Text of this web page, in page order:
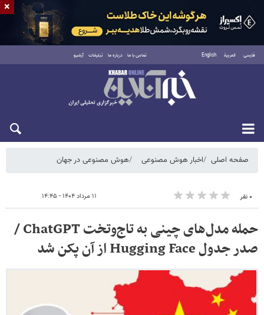
فارسی العربية English تماس با ما درباره ما تبلیغات آرشیو
شنبه ۱۷ مرداد ۱۴۰۵
صفحه اصلی اخبار هوش مصنوعی هوش مصنوعی در جهان
۰ نفر ۱۱ مرداد ۱۴۰۴ - ۱۴:۴۵
حمله مدل‌های چینی به تاج‌وتخت ChatGPT /
صدر جدول Hugging Face از آن پکن شد
×